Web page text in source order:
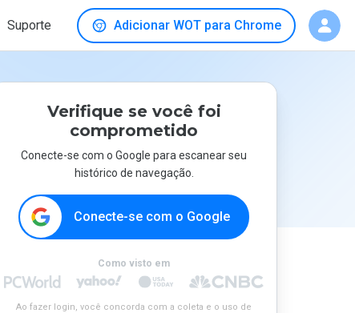
Suporte Adicionar WOT para Chrome
Verifique se você foi
comprometido
Conecte-se com o Google para escanear seu
histórico de navegação.
Conecte-se com o Google
Como visto em
Ao fazer login, você concorda com a coleta e o uso de